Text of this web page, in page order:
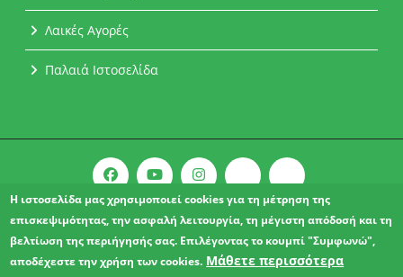
Λαικές Αγορές
Παλαιά Ιστοσελίδα
Copyright © 2021 l Δήμος Αχαρνών.
ΔΗΛΩΣΗ ΠΡΟΣΒΑΣΙΜΟΤΗΤΑΣ
Η ιστοσελίδα μας χρησιμοποιεί cookies για τη μέτρηση της
επισκεψιμότητας, την ασφαλή λειτουργία, τη μέγιστη απόδοσή και τη
βελτίωση της περιήγησής σας. Επιλέγοντας το κουμπί "Συμφωνώ",
αποδέχεστε την χρήση των cookies. Μάθετε περισσότερα